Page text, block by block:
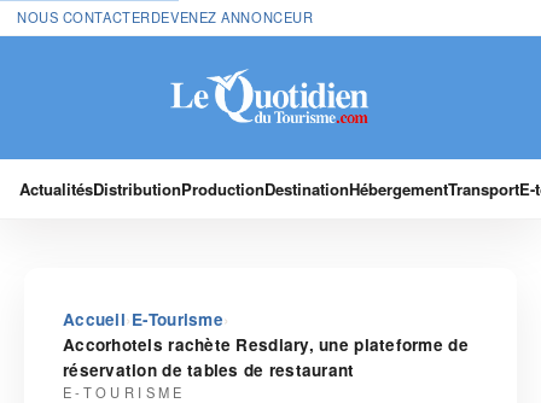
NOUS CONTACTERDEVENEZ ANNONCEUR
ActualitésDistributionProductionDestinationHébergementTransport
Accueil›E-Tourisme›
Accorhotels rachète Resdiary, une plateforme de
réservation de tables de restaurant
E-TOURISME